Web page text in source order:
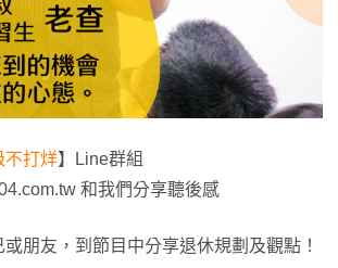
不打烊】Line群組
和我們分享聽後感
朋友，到節目中分享退休規劃及觀點！